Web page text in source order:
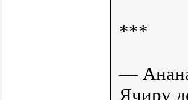
***
—
Ячиру